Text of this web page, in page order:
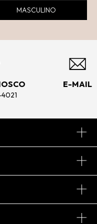
MASCULINO
E-MAIL